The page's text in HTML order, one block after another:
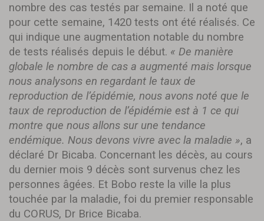
nombre des cas testés par semaine. Il a noté que
pour cette semaine, 1420 tests ont été réalisés. Ce
qui indique une augmentation notable du nombre
de tests réalisés depuis le début. « De manière
globale le nombre de cas a augmenté mais lorsque
nous analysons en regardant le taux de
reproduction de l’épidémie, nous avons noté que le
taux de reproduction de l’épidémie est à 1 ce qui
montre que nous allons sur une tendance
endémique. Nous devons vivre avec la maladie », a
déclaré Dr Bicaba. Concernant les décès, au cours
du dernier mois 9 décès sont survenus chez les
personnes âgées. Et Bobo reste la ville la plus
touchée par la maladie, foi du premier responsable
du CORUS, Dr Brice Bicaba.